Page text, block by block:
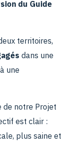
du Guide
territoires,
dans une
une
de notre Projet
est clair :
plus saine et